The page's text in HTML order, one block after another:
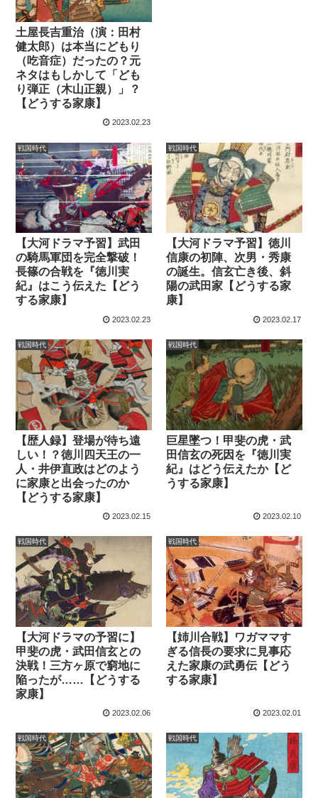
土屋長吉重治（演：田村
健太郎）は本当にどもり
（吃音症）だったの？元
ネタはもしかして「ども
り弾正（木山正親）」？
【どうする家康】
2023.02.23
戦国時代
【大河ドラマ予習】武田
の騎馬軍団を完全撃破！
長篠の合戦を『徳川実
紀』はこう伝えた【どう
する家康】
2023.02.23
戦国時代
【大河ドラマ予習】徳川
信康の初陣、次男・秀康
の誕生。信玄亡き後、斜
陽の武田家【どうする家
康】
2023.02.17
戦国時代
【歴人録】登場が待ち遠
しい！？徳川四天王の一
人・井伊直政はどのよう
に家康と出会ったのか
【どうする家康】
2023.02.15
戦国時代
巨星墜つ！甲斐の虎・武
田信玄の死因を『徳川実
紀』はどう伝えたか【ど
うする家康】
2023.02.10
戦国時代
【大河ドラマの予習に】
甲斐の虎・武田信玄との
決戦！三方ヶ原で窮地に
陥ったが……【どうする
家康】
2023.02.06
戦国時代
【姉川合戦】ワガママす
ぎる信長の要求に見事応
えた家康の武勇伝【どう
する家康】
2023.02.01
戦国時代 戦国時代